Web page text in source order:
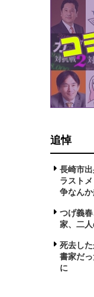
追悼
長崎市
ラスト
争なんか
つげ義
家、二
死去し
書家だ
に